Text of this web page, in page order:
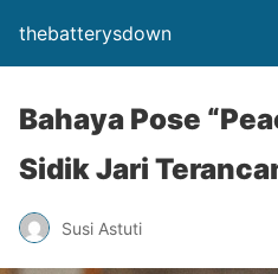
thebatterysdown
Bahaya Pose
Sidik Jari
Susi Astuti